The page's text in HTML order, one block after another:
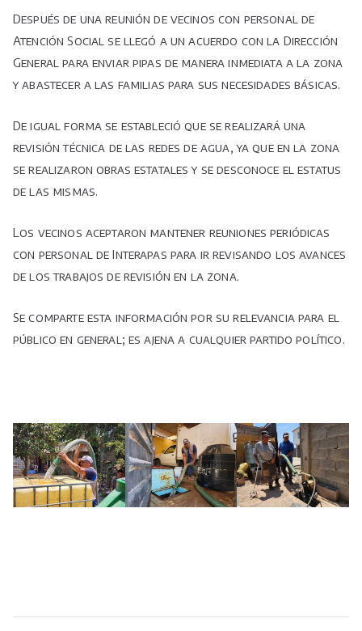
Después de una reunión de vecinos con personal de
Atención Social se llegó a un acuerdo con la Dirección
General para enviar pipas de manera inmediata a la zona
y abastecer a las familias para sus necesidades básicas.
De igual forma se estableció que se realizará una
revisión técnica de las redes de agua, ya que en la zona
se realizaron obras estatales y se desconoce el estatus
de las mismas.
Los vecinos aceptaron mantener reuniones periódicas
con personal de Interapas para ir revisando los avances
de los trabajos de revisión en la zona.
Se comparte esta información por su relevancia para el
público en general; es ajena a cualquier partido político.